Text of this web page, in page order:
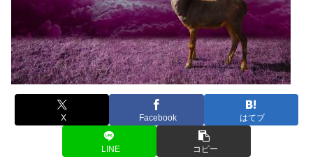
X Facebook はてブ
LINE コピー